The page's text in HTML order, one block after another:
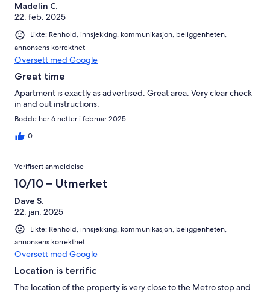
Madelin C.
22. feb. 2025
Likte: Renhold, innsjekking, kommunikasjon, beliggenheten,
annonsens korrekthet
Oversett med Google
Great time
Apartment is exactly as advertised. Great area. Very clear check
in and out instructions.
Bodde her 6 netter i februar 2025
0
Verifisert anmeldelse
10/10 – Utmerket
Dave S.
22. jan. 2025
Likte: Renhold, innsjekking, kommunikasjon, beliggenheten,
annonsens korrekthet
Oversett med Google
Location is terrific
The location of the property is very close to the Metro stop and